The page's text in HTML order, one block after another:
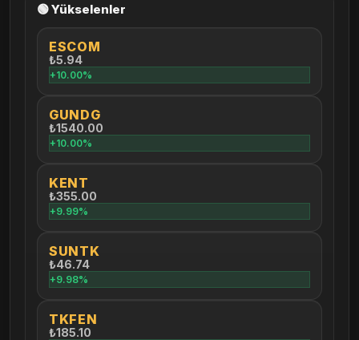
🟢 Yükselenler
ESCOM
₺5.94
+10.00%
GUNDG
₺1540.00
+10.00%
KENT
₺355.00
+9.99%
SUNTK
₺46.74
+9.98%
TKFEN
₺185.10